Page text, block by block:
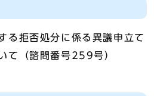
る拒否処分に係る異議申立て
て（諮問番号259号）